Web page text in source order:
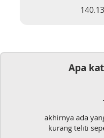
Apa
akhirnya ada
kurang teliti